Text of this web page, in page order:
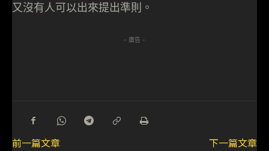
又沒有人可以出來提出準則。
- 廣告 -
前一篇文章
下一篇文章